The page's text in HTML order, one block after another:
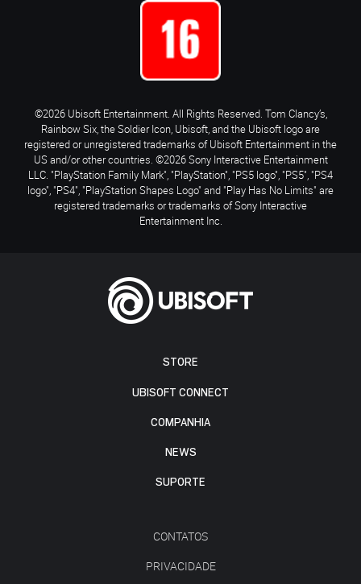
STORE
UBISOFT CONNECT
COMPANHIA
NEWS
SUPORTE
CONTATOS
PRIVACIDADE
©2026 Ubisoft Entertainment. All Rights Reserved. Tom Clancy’s,
Rainbow Six, the Soldier Icon, Ubisoft, and the Ubisoft logo are
registered or unregistered trademarks of Ubisoft Entertainment in the
US and/or other countries. ©2026 Sony Interactive Entertainment
LLC. "PlayStation Family Mark", "PlayStation", "PS5 logo", "PS5", "PS4
logo", "PS4", "PlayStation Shapes Logo" and "Play Has No Limits" are
registered trademarks or trademarks of Sony Interactive
Entertainment Inc.